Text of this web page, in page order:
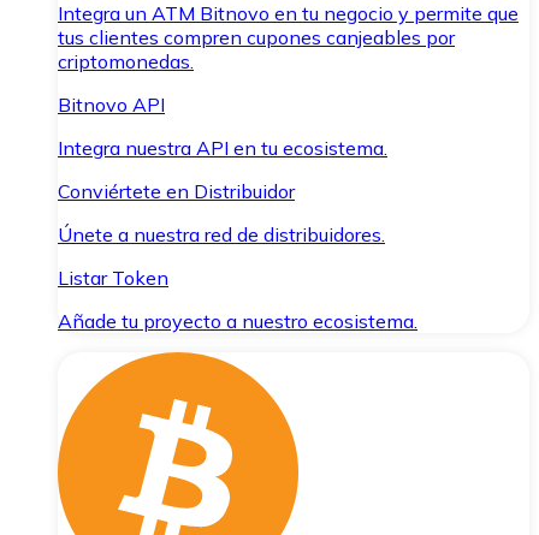
Integra un ATM Bitnovo en tu negocio y permite que
tus clientes compren cupones canjeables por
criptomonedas.
Bitnovo API
Integra nuestra API en tu ecosistema.
Conviértete en Distribuidor
Únete a nuestra red de distribuidores.
Listar Token
Añade tu proyecto a nuestro ecosistema.